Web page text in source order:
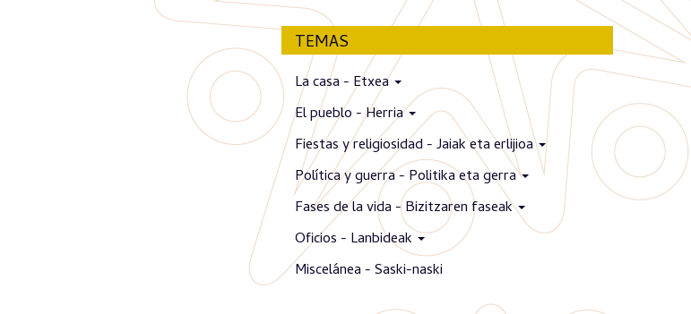
TEMAS
La casa - Etxea
El pueblo - Herria
Fiestas y religiosidad - Jaiak eta erlijioa
Política y guerra - Politika eta gerra
Fases de la vida - Bizitzaren faseak
Oficios - Lanbideak
Miscelánea - Saski-naski